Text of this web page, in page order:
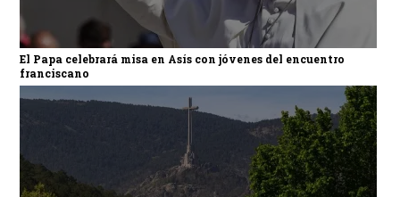
El Papa celebrará misa en Asís con jóvenes del encuentro
franciscano